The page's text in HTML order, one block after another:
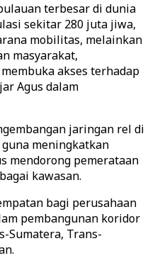
terbesar di dunia
sekitar 280 juta jiwa,
mobilitas, melainkan
masyarakat,
akses terhadap
Agus dalam
jaringan rel di
meningkatkan
mendorong pemerataan
kawasan.
bagi perusahaan
pembangunan koridor
Sumatera, Trans-